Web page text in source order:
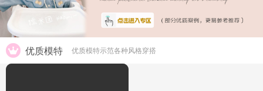
优质模特 优质模特示范各种风格穿搭